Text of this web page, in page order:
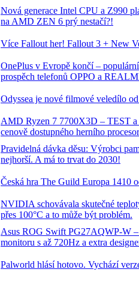
Nová generace Intel CPU a Z990
na AMD ZEN 6 prý nestačí?!
Více Fallout her! Fallout 3 + New
OnePlus v Evropě končí –
prospěch telefonů OPPO a
Odyssea je nové filmové veledílo
AMD Ryzen 7 7700X3D – TEST
cenově dostupného herního
Pravidelná dávka děsu: Výrobci
nejhorší. A má to trvat do 2030!
Česká hra The Guild Europa 1410
NVIDIA schovávala skutečné
přes 100°C a to může být problém.
Asus ROG Swift PG27AQWP-W
monitoru s až 720Hz a extra
Palworld hlásí hotovo. Vychází